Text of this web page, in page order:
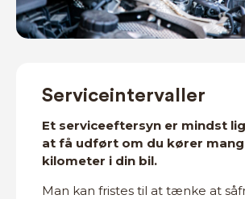
Serviceintervaller
Et serviceeftersyn er mindst
at få udført om du kører
kilometer i din bil.
Man kan fristes til at tænke at